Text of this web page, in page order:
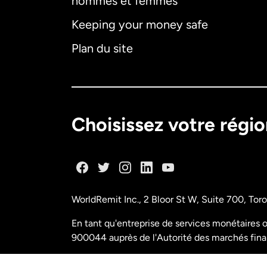
Keeping your money safe
Plan du site
Choisissez votre
WorldRemit Inc., 2 Bloor St W, Suite 700,
En tant qu'entreprise de services monétaires
900044 auprès de l'Autorité des marchés